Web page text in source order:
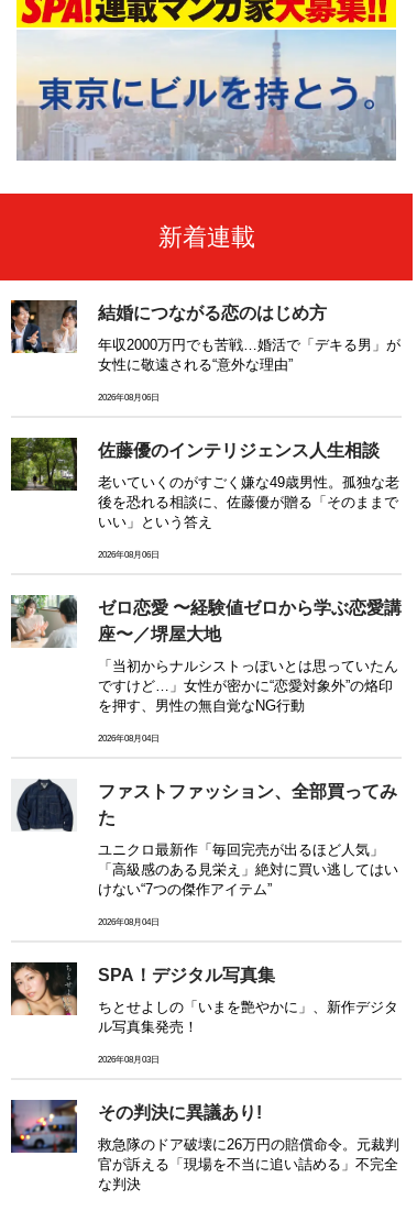
新着連載
結婚につながる恋のはじめ方
年収2000万円でも苦戦…婚活で「デキる男」が
女性に敬遠される“意外な理由”
2026年08月06日
佐藤優のインテリジェンス人生相談
老いていくのがすごく嫌な49歳男性。孤独な老
後を恐れる相談に、佐藤優が贈る「そのままで
いい」という答え
2026年08月06日
ゼロ恋愛 〜経験値ゼロから学ぶ恋愛講
座〜／堺屋大地
「当初からナルシストっぽいとは思っていたん
ですけど…」女性が密かに“恋愛対象外”の烙印
を押す、男性の無自覚なNG行動
2026年08月04日
ファストファッション、全部買ってみ
た
ユニクロ最新作「毎回完売が出るほど人気」
「高級感のある見栄え」絶対に買い逃してはい
けない“7つの傑作アイテム”
2026年08月04日
SPA！デジタル写真集
ちとせよしの「いまを艶やかに」、新作デジタ
ル写真集発売！
2026年08月03日
その判決に異議あり!
救急隊のドア破壊に26万円の賠償命令。元裁判
官が訴える「現場を不当に追い詰める」不完全
な判決